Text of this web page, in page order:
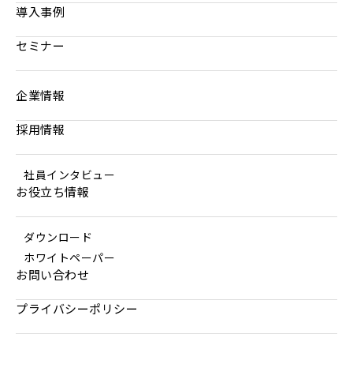
導入事例
セミナー
企業情報
採用情報
社員インタビュー
お役立ち情報
ダウンロード
ホワイトペーパー
お問い合わせ
プライバシーポリシー